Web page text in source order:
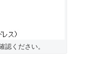
認ください。